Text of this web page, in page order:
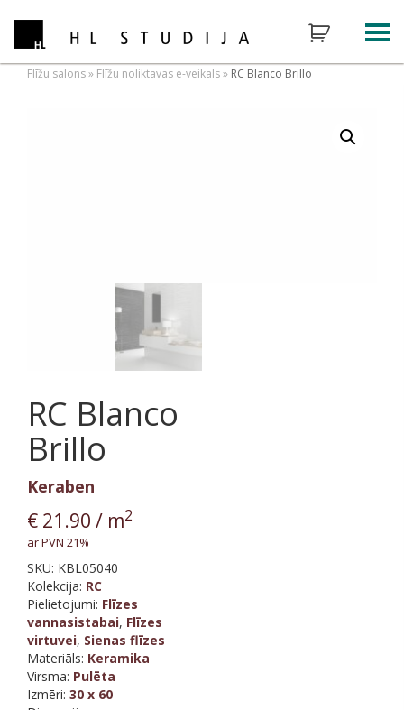
Flīžu salons» Flīžu noliktavas e-veikals» RC Blanco Brillo
RC Blanco
Brillo
Keraben
€ 21.90 / m2
ar PVN 21%
SKU: KBL05040
Kolekcija: RC
Pielietojumi: Flīzes
vannasistabai, Flīzes
virtuvei, Sienas flīzes
Materiāls: Keramika
Virsma: Pulēta
Izmēri: 30 x 60